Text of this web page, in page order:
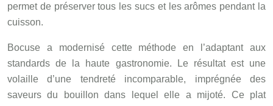
permet de préserver tous les sucs et les arômes pendant la
cuisson.
Bocuse a modernisé cette méthode en l’adaptant aux
standards de la haute gastronomie. Le résultat est une
volaille d’une tendreté incomparable, imprégnée des
saveurs du bouillon dans lequel elle a mijoté. Ce plat